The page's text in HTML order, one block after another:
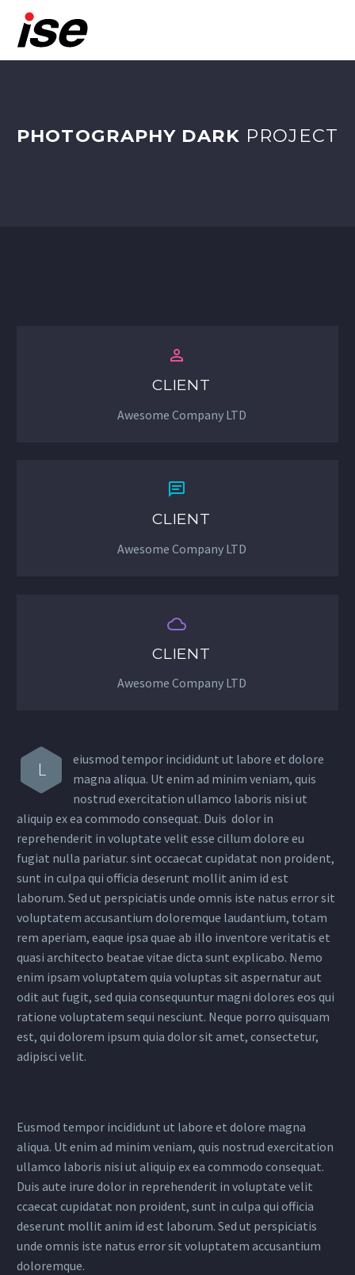
PHOTOGRAPHY DARK PROJECT


CLIENT
Awesome Company LTD


CLIENT
Awesome Company LTD


CLIENT
Awesome Company LTD
L
eiusmod tempor incididunt ut labore et dolore
magna aliqua. Ut enim ad minim veniam, quis
nostrud exercitation ullamco laboris nisi ut
aliquip ex ea commodo consequat. Duis dolor in
reprehenderit in voluptate velit esse cillum dolore eu
fugiat nulla pariatur. sint occaecat cupidatat non proident,
sunt in culpa qui officia deserunt mollit anim id est
laborum. Sed ut perspiciatis unde omnis iste natus error sit
voluptatem accusantium doloremque laudantium, totam
rem aperiam, eaque ipsa quae ab illo inventore veritatis et
quasi architecto beatae vitae dicta sunt explicabo. Nemo
enim ipsam voluptatem quia voluptas sit aspernatur aut
odit aut fugit, sed quia consequuntur magni dolores eos qui
ratione voluptatem sequi nesciunt. Neque porro quisquam
est, qui dolorem ipsum quia dolor sit amet, consectetur,
adipisci velit.
Eusmod tempor incididunt ut labore et dolore magna
aliqua. Ut enim ad minim veniam, quis nostrud exercitation
ullamco laboris nisi ut aliquip ex ea commodo consequat.
Duis aute irure dolor in reprehenderit in voluptate velit
ccaecat cupidatat non proident, sunt in culpa qui officia
deserunt mollit anim id est laborum. Sed ut perspiciatis
unde omnis iste natus error sit voluptatem accusantium
doloremque.